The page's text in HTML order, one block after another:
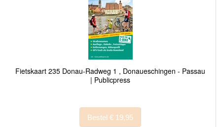
Fietskaart 235 Donau-Radweg 1 , Donaueschingen - Passau
| Publicpress
Bestel € 19,95